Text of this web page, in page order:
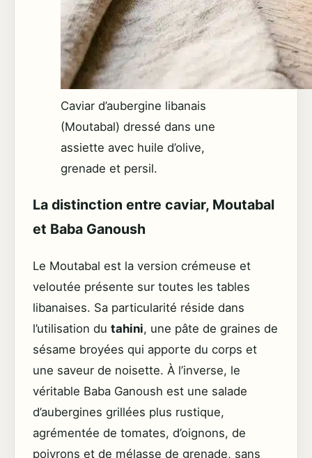
Caviar d’aubergine libanais
(Moutabal) dressé dans une
assiette avec huile d’olive,
grenade et persil.
La distinction entre caviar, Moutabal
et Baba Ganoush
Le Moutabal est la version crémeuse et
veloutée présente sur toutes les tables
libanaises. Sa particularité réside dans
l’utilisation du tahini, une pâte de graines de
sésame broyées qui apporte du corps et
une saveur de noisette. À l’inverse, le
véritable Baba Ganoush est une salade
d’aubergines grillées plus rustique,
agrémentée de tomates, d’oignons, de
poivrons et de mélasse de grenade, sans